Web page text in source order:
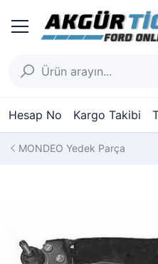
Hesap No Kargo Takibi
MONDEO Yedek Parça